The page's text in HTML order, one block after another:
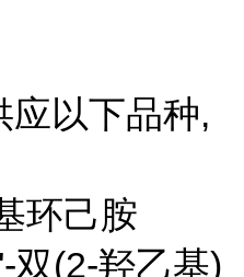
应以下品种,
环己胺
双(2-羟乙基)